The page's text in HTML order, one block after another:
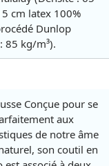
cm latex 100%
Dunlop
85 kg/m³).
Conçue pour se
aux
de notre âme
son coutil en